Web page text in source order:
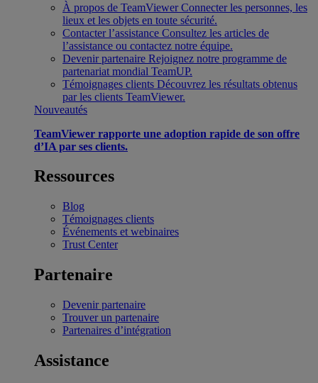
À propos de TeamViewer Connecter les personnes, les
lieux et les objets en toute sécurité.
Contacter l’assistance Consultez les articles de
l’assistance ou contactez notre équipe.
Devenir partenaire Rejoignez notre programme de
partenariat mondial TeamUP.
Témoignages clients Découvrez les résultats obtenus
par les clients TeamViewer.
Nouveautés
TeamViewer rapporte une adoption rapide de son offre
d’IA par ses clients.
Ressources
Blog
Témoignages clients
Événements et webinaires
Trust Center
Partenaire
Devenir partenaire
Trouver un partenaire
Partenaires d’intégration
Assistance